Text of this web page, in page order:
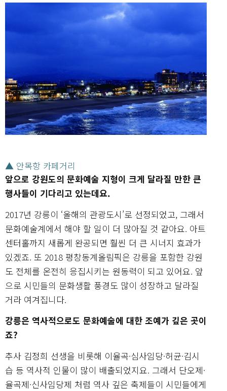
▲ 안목항 카페거리
앞으로 강원도의 문화예술 지형이 크게 달라질 만한 큰
행사들이 기다리고 있는데요.
2017년 강릉이 ‘올해의 관광도시’로 선정되었고, 그래서
문화예술계에서 해야 할 일이 더 많아질 것 같아요. 아트
센터홀까지 새롭게 완공되면 훨씬 더 큰 시너지 효과가
있겠죠. 또 2018 평창동계올림픽은 강릉을 포함한 강원
도 전체를 온전히 응집시키는 원동력이 되고 있어요. 앞
으로 시민들의 문화생활 풍경도 많이 성장하고 달라질
거라 여겨집니다.
강릉은 역사적으로도 문화예술에 대한 조예가 깊은 곳이
죠?
추사 김정희 선생을 비롯해 이율곡·심사임당·허균·김시
습 등 역사적 인물이 많이 배출되었지요. 그래서 단오제·
율곡제·신사임당제 처럼 역사 깊은 축제들이 시민들에게